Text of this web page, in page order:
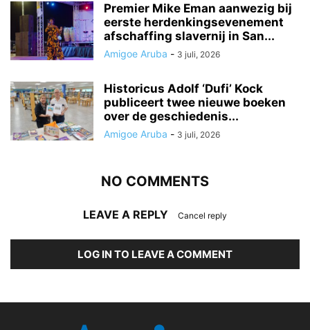
Premier Mike Eman aanwezig bij
eerste herdenkingsevenement
afschaffing slavernij in San...
Amigoe Aruba - 3 juli, 2026
Historicus Adolf ‘Dufi’ Kock
publiceert twee nieuwe boeken
over de geschiedenis...
Amigoe Aruba - 3 juli, 2026
NO COMMENTS
LEAVE A REPLY Cancel reply
LOG IN TO LEAVE A COMMENT